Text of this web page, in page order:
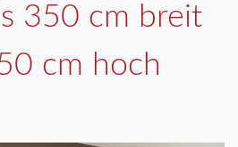
350 cm breit
cm hoch